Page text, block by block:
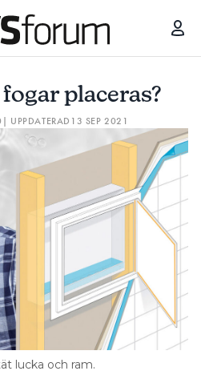
placeras?
| UPPDATERAD 13 SEP 2021
lucka och ram.